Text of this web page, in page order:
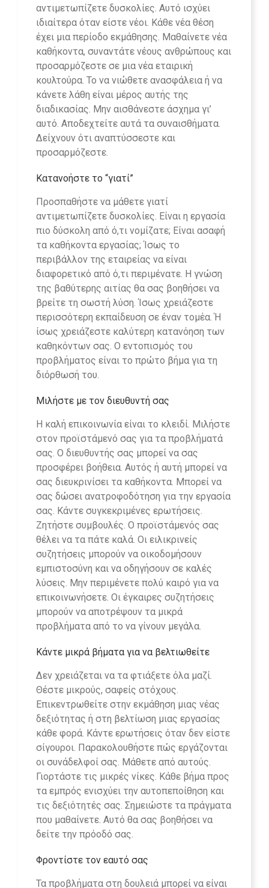
αντιμετωπίζετε δυσκολίες. Αυτό ισχύει
ιδιαίτερα όταν είστε νέοι. Κάθε νέα θέση
έχει μια περίοδο εκμάθησης. Μαθαίνετε νέα
καθήκοντα, συναντάτε νέους ανθρώπους και
προσαρμόζεστε σε μια νέα εταιρική
κουλτούρα. Το να νιώθετε ανασφάλεια ή να
κάνετε λάθη είναι μέρος αυτής της
διαδικασίας. Μην αισθάνεστε άσχημα γι’
αυτό. Αποδεχτείτε αυτά τα συναισθήματα.
Δείχνουν ότι αναπτύσσεστε και
προσαρμόζεστε.
Κατανοήστε το “γιατί”
Προσπαθήστε να μάθετε γιατί
αντιμετωπίζετε δυσκολίες. Είναι η εργασία
πιο δύσκολη από ό,τι νομίζατε; Είναι ασαφή
τα καθήκοντα εργασίας; Ίσως το
περιβάλλον της εταιρείας να είναι
διαφορετικό από ό,τι περιμένατε. Η γνώση
της βαθύτερης αιτίας θα σας βοηθήσει να
βρείτε τη σωστή λύση. Ίσως χρειάζεστε
περισσότερη εκπαίδευση σε έναν τομέα. Ή
ίσως χρειάζεστε καλύτερη κατανόηση των
καθηκόντων σας. Ο εντοπισμός του
προβλήματος είναι το πρώτο βήμα για τη
διόρθωσή του.
Μιλήστε με τον διευθυντή σας
Η καλή επικοινωνία είναι το κλειδί. Μιλήστε
στον προϊστάμενό σας για τα προβλήματά
σας. Ο διευθυντής σας μπορεί να σας
προσφέρει βοήθεια. Αυτός ή αυτή μπορεί να
σας διευκρινίσει τα καθήκοντα. Μπορεί να
σας δώσει ανατροφοδότηση για την εργασία
σας. Κάντε συγκεκριμένες ερωτήσεις.
Ζητήστε συμβουλές. Ο προϊστάμενός σας
θέλει να τα πάτε καλά. Οι ειλικρινείς
συζητήσεις μπορούν να οικοδομήσουν
εμπιστοσύνη και να οδηγήσουν σε καλές
λύσεις. Μην περιμένετε πολύ καιρό για να
επικοινωνήσετε. Οι έγκαιρες συζητήσεις
μπορούν να αποτρέψουν τα μικρά
προβλήματα από το να γίνουν μεγάλα.
Κάντε μικρά βήματα για να βελτιωθείτε
Δεν χρειάζεται να τα φτιάξετε όλα μαζί.
Θέστε μικρούς, σαφείς στόχους.
Επικεντρωθείτε στην εκμάθηση μιας νέας
δεξιότητας ή στη βελτίωση μιας εργασίας
κάθε φορά. Κάντε ερωτήσεις όταν δεν είστε
σίγουροι. Παρακολουθήστε πώς εργάζονται
οι συνάδελφοί σας. Μάθετε από αυτούς.
Γιορτάστε τις μικρές νίκες. Κάθε βήμα προς
τα εμπρός ενισχύει την αυτοπεποίθηση και
τις δεξιότητές σας. Σημειώστε τα πράγματα
που μαθαίνετε. Αυτό θα σας βοηθήσει να
δείτε την πρόοδό σας.
Φροντίστε τον εαυτό σας
Τα προβλήματα στη δουλειά μπορεί να είναι